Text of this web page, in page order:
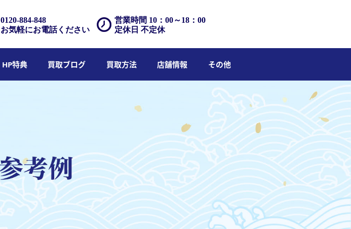
営業時間 10：00～18：00
定休日 不定休
0120-884-848
お気軽にお電話ください
HP特典 買取ブログ 買取方法 店舗情報 その他